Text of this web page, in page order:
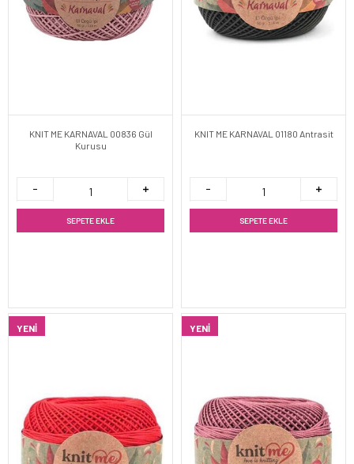
KNIT ME KARNAVAL 00836 Gül
Kurusu
SEPETE EKLE
KNIT ME KARNAVAL 01180 Antrasit
SEPETE EKLE
YENI YENI